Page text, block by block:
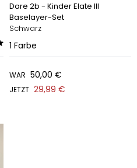
Dare 2b - Kinder Elate III
Baselayer-Set
Schwarz
1 Farbe
WAR 50,00 €
JETZT 29,99 €